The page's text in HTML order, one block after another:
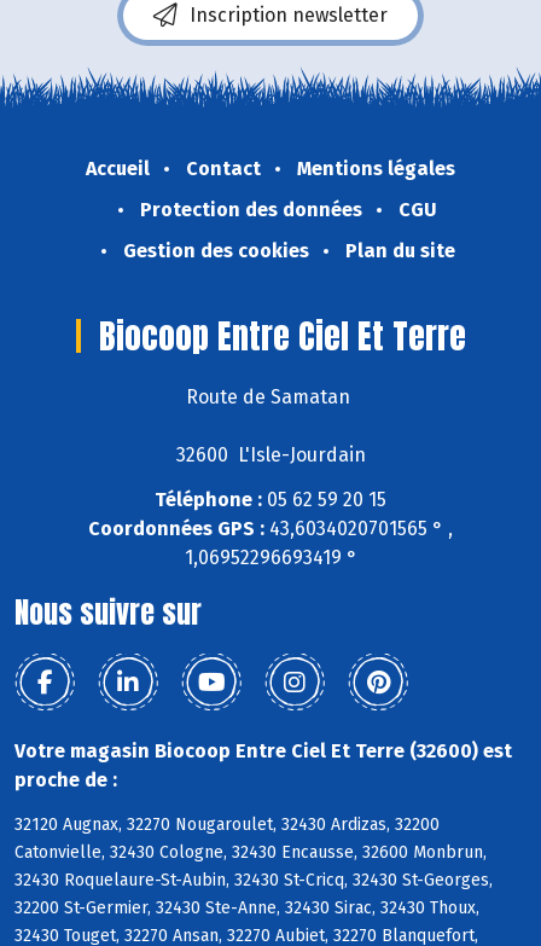
Inscription newsletter
Accueil Contact
Mentions légales
Protection des données
CGU
Gestion des cookies
Plan du site
Biocoop Entre Ciel Et Terre
Route de Samatan
32600 L'Isle-Jourdain
Téléphone : 05 62 59 20 15
Coordonnées GPS : 43,6034020701565 ° ,
1,06952296693419 °
Nous suivre sur
Votre magasin Biocoop Entre Ciel Et Terre (32600) est
proche de :
32120 Augnax, 32270 Nougaroulet, 32430 Ardizas, 32200
Catonvielle, 32430 Cologne, 32430 Encausse, 32600 Monbrun,
32430 Roquelaure-St-Aubin, 32430 St-Cricq, 32430 St-Georges,
32200 St-Germier, 32430 Ste-Anne, 32430 Sirac, 32430 Thoux,
32430 Touget, 32270 Ansan, 32270 Aubiet, 32270 Blanquefort,